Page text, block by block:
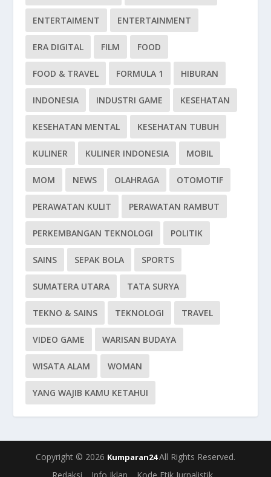
ENTERTAIMENT ENTERTAINMENT
ERA DIGITAL FILM FOOD
FOOD & TRAVEL FORMULA 1 HIBURAN
INDONESIA INDUSTRI GAME KESEHATAN
KESEHATAN MENTAL KESEHATAN TUBUH
KULINER KULINER INDONESIA MOBIL
MOM NEWS OLAHRAGA OTOMOTIF
PERAWATAN KULIT PERAWATAN RAMBUT
PERKEMBANGAN TEKNOLOGI POLITIK
SAINS SEPAK BOLA SPORTS
SUMATERA UTARA TATA SURYA
TEKNO & SAINS TEKNOLOGI TRAVEL
VIDEO GAME WARISAN BUDAYA
WISATA ALAM WOMAN
YANG WAJIB KAMU KETAHUI
Copyright © 2026 Kumparan24All Rights Reserved.